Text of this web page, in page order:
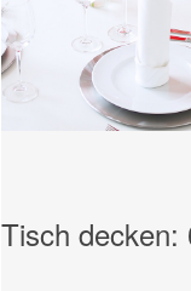
Tisch decken: